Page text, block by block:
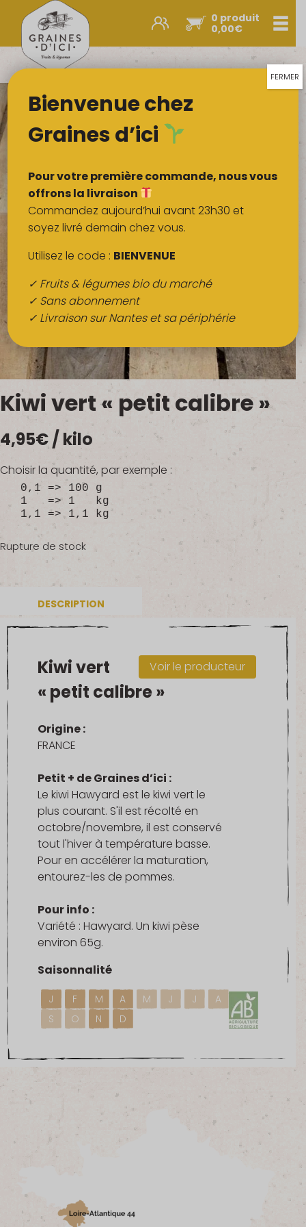
0 produit
0,00€
Promos et nouveautés
Légumes & œufs
Fruits
Viandes
Boulangerie
Crémerie
Poissons
Épicerie sucrée
Épices
Boissons
QUI SOMMES-NOUS ?
FRUITS BIO AU BUREAU
NOS PRODUCTEURS
NOS MARCHÉS
Kiwi vert « petit calibre »
4,95€/ kilo
Choisir la quantité, par exemple :
0,1 => 100 g
1 => 1 kg
1,1 => 1,1 kg
Rupture de stock
DESCRIPTION
Voir le producteur
Kiwi vert
« petit calibre »
Origine :
FRANCE
Petit + de Graines d’ici :
Le kiwi Hawyard est le kiwi vert le
plus courant. S'il est récolté en
octobre/novembre, il est conservé
tout l'hiver à température basse.
Pour en accélérer la maturation,
entourez-les de pommes.
Pour info :
Variété : Hawyard. Un kiwi pèse
environ 65g.
Saisonnalité
J F M A M J J
A
S
O N D
Bienvenue chez
Graines d’ici
Pour votre première commande, nous vous
offrons la livraison
Commandez aujourd’hui avant 23h30 et
soyez livré demain chez vous.
Utilisez le code : BIENVENUE
✓ Fruits & légumes bio du marché
✓ Sans abonnement
✓ Livraison sur Nantes et sa périphérie
FERMER